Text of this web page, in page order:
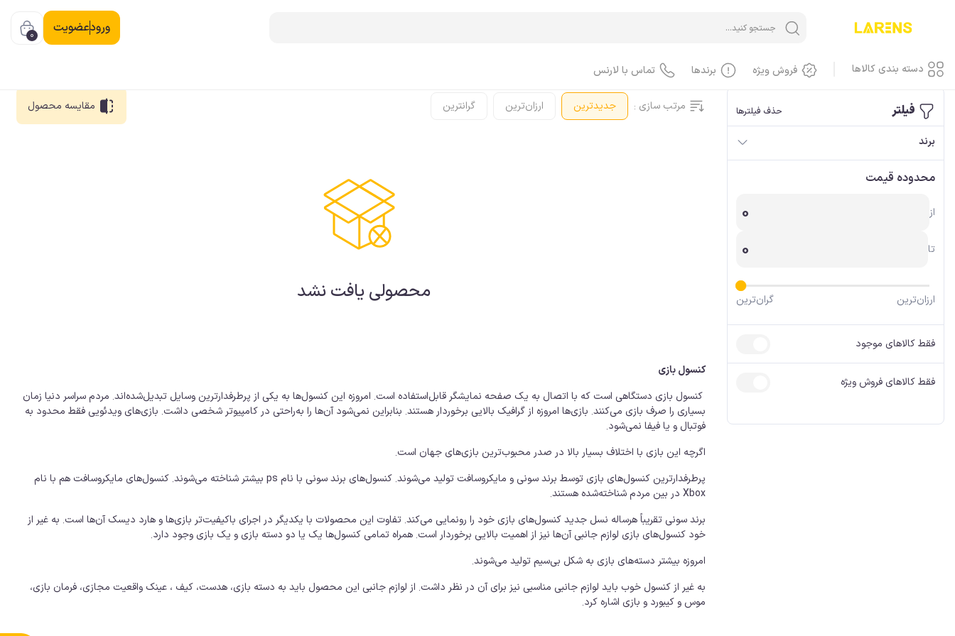
ورودعضویت 0
دسته بندی کالاها
آیفون iPhone
آیفون، گوشی
آیفون، محافظ صفحه، گلس
آیفون، LCD
آیفون، هندسفری، هدست
ایرپاد، کابل، شارژر
فروش ویژه برندها تماس با لارنس
خانه
فیلتر حذف فیلترها
برند
محدوده قیمت
از 0
تا 0
ارزان‌ترین گران‌ترین
فقط کالاهای موجود
فقط کالاهای فروش ویژه
مرتب سازی : جدیدترین ارزان‌ترین گرانترین مقایسه محصول
محصولی یافت نشد
کنسول بازی
کنسول بازی دستگاهی است که با اتصال به یک صفحه نمایشگر قابل‌استفاده است. امروزه این کنسول‌ها به یکی از پرطرفدارترین وسایل تبدیل‌شده‌اند. مردم سراسر دنیا زمان
بسیاری را صرف بازی می‌کنند. بازی‌ها امروزه از گرافیک بالایی برخوردار هستند. بنابراین نمی‌شود آن‌ها را به‌راحتی در کامپیوتر شخصی داشت. بازی‌های ویدئویی فقط محدود به
فوتبال و یا فیفا نمی‌شود.
اگرچه این بازی با اختلاف بسیار بالا در صدر محبوب‌ترین بازی‌های جهان است.
پرطرفدارترین کنسول‌های بازی توسط برند سونی و مایکروسافت تولید می‌شوند. کنسول‌های برند سونی با نام ps بیشتر شناخته می‌شوند. کنسول‌های مایکروسافت هم با نام
Xbox در بین مردم شناخته‌شده هستند.
برند سونی تقریباً هرساله نسل جدید کنسول‌های بازی خود را رونمایی می‌کند. تفاوت این محصولات با یکدیگر در اجرای باکیفیت‌تر بازی‌ها و هارد دیسک آن‌ها است. به غیر از
خود کنسول‌های بازی لوازم جانبی آن‌ها نیز از اهمیت بالایی برخوردار است. همراه تمامی کنسول‌ها یک یا دو دسته بازی و یک بازی وجود دارد.
امروزه بیشتر دسته‌های بازی به شکل بی‌سیم تولید می‌شوند.
به غیر از کنسول خوب باید لوازم جانبی مناسبی نیز برای آن در نظر داشت. از لوازم جانبی این محصول باید به دسته بازی، هدست، کیف ، عینک واقعیت مجازی، فرمان بازی،
موس و کیبورد و بازی اشاره کرد.